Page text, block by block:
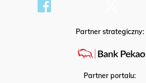
Partner strategiczny:
Partner portalu: